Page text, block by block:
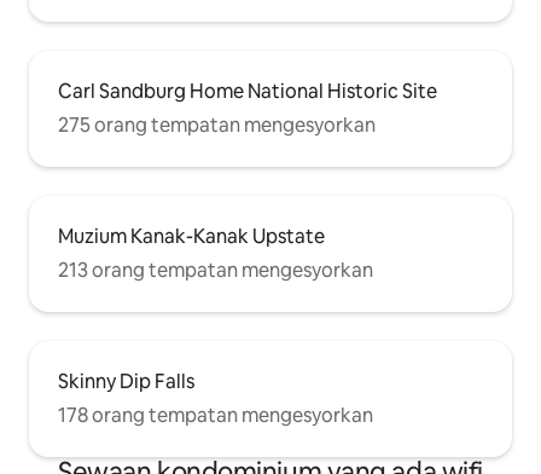
Carl Sandburg Home National Historic Site
275 orang tempatan mengesyorkan
Muzium Kanak-Kanak Upstate
213 orang tempatan mengesyorkan
Skinny Dip Falls
178 orang tempatan mengesyorkan